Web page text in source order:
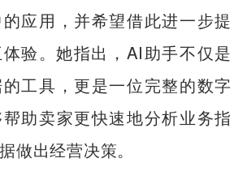
应用，并希望借此进一步提
验。她指出，AI助手不仅是
工具，更是一位完整的数字
助卖家更快速地分析业务指
做出经营决策。